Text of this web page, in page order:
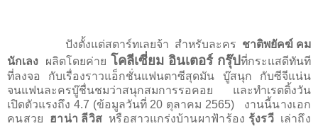
ปังตั้งแต่สตาร์ทเลยจ้า สำหรับละคร ชาติพยัคฆ์ คม
นักเลง
ผลิตโดยค่าย โคลีเซี่ยม อินเตอร์ กรุ๊ปที่กระแสดีทันที
ที่ลงจอ กับเรื่องราวแอ็กชั่นแฟนตาซีสุดมัน บู๊สนุก กับซีจีแน่น
จนแฟนละครบู๊ชื่นชมว่าสนุกสมการรอคอย และทำเรตติ้งวัน
เปิดตัวแรงถึง 4.7 (ข้อมูลวันที่ 20 ตุลาคม 2565) งานนี้นางเอก
คนสวย
ฮาน่า ลีวิส หรือสาวแกร่งบ้านผาฟ้าร้อง รุ้งรวี เล่าถึง